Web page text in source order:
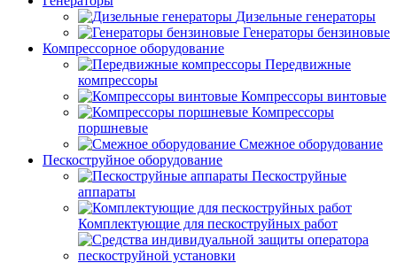
Дизельные генераторы
Генераторы бензиновые
Компрессорное оборудование
Передвижные
компрессоры
Компрессоры винтовые
Компрессоры
поршневые
Смежное оборудование
Пескоструйное оборудование
Пескоструйные
аппараты
Комплектующие для пескоструйных работ